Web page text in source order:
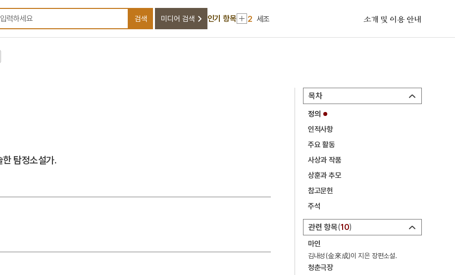
검색어를 입력하세요
검색 미디어 검색 인기 항목
2 세조
3 박일리야
단성현 호적대장
소개 및 이용 안내
목차
정의
인적사항
주요 활동
사상과 작품
상훈과 추모
참고문헌
주석
관련 항목 10
마인
김내성(金來成)이 지은 장편소설.
청춘극장
한 탐정소설가.